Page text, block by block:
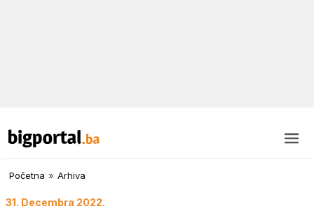
Početna » Arhiva
31. Decembra 2022.